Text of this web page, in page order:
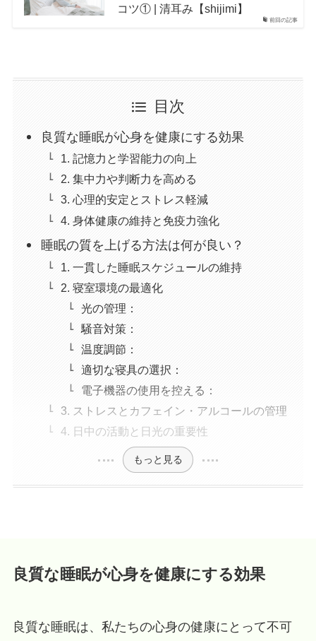
前回の記事
コツ① | 清耳み【shijimi】
目次
良質な睡眠が心身を健康にする効果
1. 記憶力と学習能力の向上
2. 集中力や判断力を高める
3. 心理的安定とストレス軽減
4. 身体健康の維持と免疫力強化
睡眠の質を上げる方法は何が良い？
1. 一貫した睡眠スケジュールの維持
2. 寝室環境の最適化
光の管理：
騒音対策：
温度調節：
適切な寝具の選択：
電子機器の使用を控える：
3. ストレスとカフェイン・アルコールの管理
4. 日中の活動と日光の重要性
もっと見る
良質な睡眠が心身を健康にする効果
良質な睡眠は、私たちの心身の健康にとって不可